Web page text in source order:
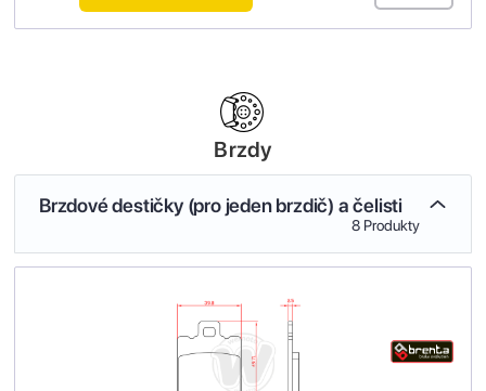
Brzdy
Brzdové destičky (pro jeden brzdič) a čelisti
8 Produkty